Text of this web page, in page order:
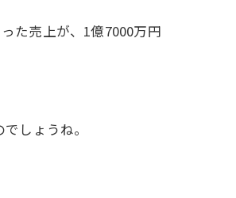
た売上が、1億7000万円
しょうね。